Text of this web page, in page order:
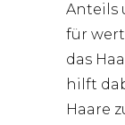
Anteils
für
das
hilft
Haare